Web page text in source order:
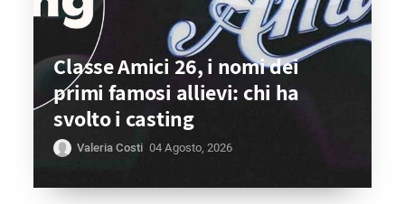
Classe Amici 26, i nomi dei
primi famosi allievi: chi ha
svolto i casting
Valeria Costi 04 Agosto, 2026